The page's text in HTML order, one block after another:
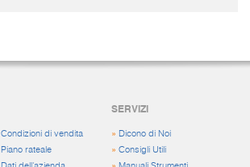
Condizioni di vendita
Piano rateale
SERVIZI
» Dicono di Noi
»Consigli Utili